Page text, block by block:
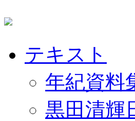
テキスト
年紀資料
黒田清輝